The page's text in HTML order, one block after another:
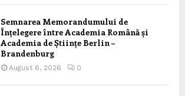
Semnarea Memorandumului de
Înțelegere între Academia Română și
Academia de Științe Berlin –
Brandenburg
August 6, 2026 0